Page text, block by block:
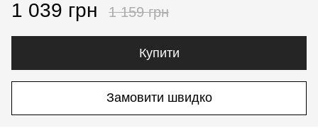
1 039 грн 1 159 грн
Купити
Замовити швидко